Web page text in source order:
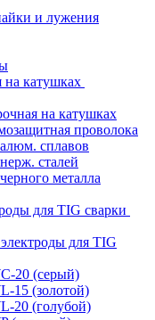
и лужения
на катушках
на катушках
проволока
сплавов
сталей
металла
для TIG сварки
для TIG
20 (серый)
(золотой)
(голубой)